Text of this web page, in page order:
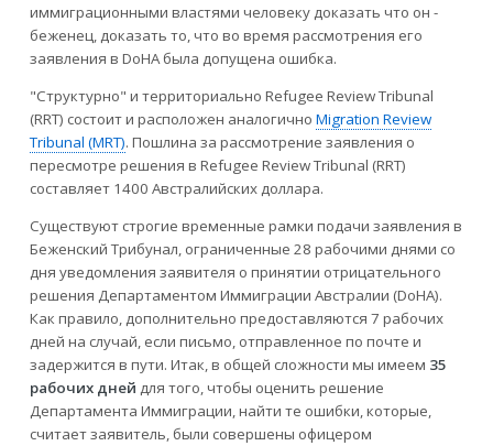
иммиграционными властями человеку доказать что он -
беженец, доказать то, что во время рассмотрения его
заявления в DoHA была допущена ошибка.
"Структурно" и территориально Refugee Review Tribunal
(RRT) состоит и расположен аналогично Migration Review
Tribunal (MRT). Пошлина за рассмотрение заявления о
пересмотре решения в Refugee Review Tribunal (RRT)
составляет 1400 Австралийских доллара.
Существуют строгие временные рамки подачи заявления в
Беженский Трибунал, ограниченные 28 рабочими днями со
дня уведомления заявителя о принятии отрицательного
решения Департаментом Иммиграции Австралии (DoHA).
Как правило, дополнительно предоставляются 7 рабочих
дней на случай, если письмо, отправленное по почте и
задержится в пути. Итак, в общей сложности мы имеем 35
рабочих дней для того, чтобы оценить решение
Департамента Иммиграции, найти те ошибки, которые,
считает заявитель, были совершены офицером